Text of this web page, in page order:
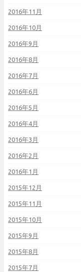
2016年11月
2016年10月
2016年9月
2016年8月
2016年7月
2016年6月
2016年5月
2016年4月
2016年3月
2016年2月
2016年1月
2015年12月
2015年11月
2015年10月
2015年9月
2015年8月
2015年7月